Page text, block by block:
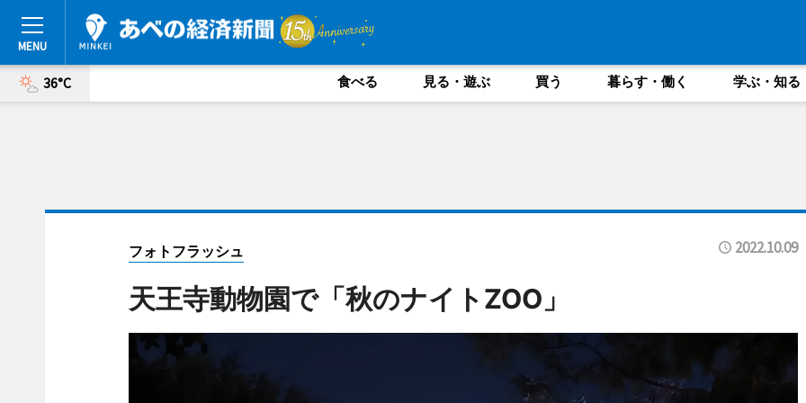
36°C 食べる 見る・遊ぶ 買う 暮らす・働く 学ぶ・知る
フォトフラッシュ 2022.10.09
天王寺動物園で「秋のナイトZOO」